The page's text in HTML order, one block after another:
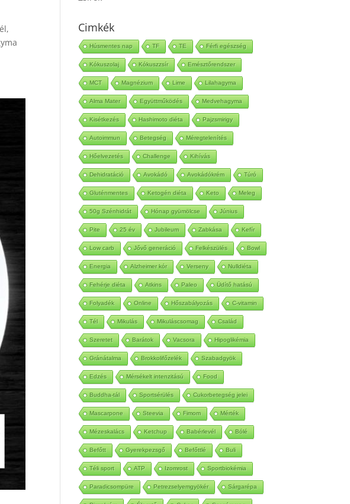
Cimkék
Húsmentes nap TF TE Férfi egészség
Kókuszolaj Kókuszzsír Emésztőrendszer
MCT Magnézium Lime Lilahagyma
Alma Mater Együttműködés Medvehagyma
Kisétkezés Hashimoto diéta Pajzsmirigy
Autoimmun Betegség Méregtelenítés
Hőelvezetés Challenge Kihívás
Dehidratáció Avokádó Avokádókrém Túró
Gluténmentes Ketogén diéta Keto Meleg
50g Szénhidrát Hónap gyümölcse Június
Pite 25 év Jubileum Zabkása Kefír
Low carb Jővő generáció Felkészülés Bowl
Energia Alzheimer kór Verseny Nulldiéta
Fehérje diéta Atkins Paleo Üdítő hatású
Folyadék Online Hőszabályozás C-vitamin
Tél Mikulás Mikuláscsomag Család
Szeretet Barátok Vacsora Hipoglikémia
Gránátalma Brokkolifőzelék Szabadgyök
Edzés Mérsékelt intenzitású Food
Buddha-tál Sportsérülés Cukorbetegség jelei
Mascarpone Steevia Fimom Mérték
Mézeskalács Ketchup Babérlevél Bólé
Befőtt Gyerekpezsgő Befőttlé Buli
Téli sport ATP Izomrost Sportbiokémia
Paradicsompüre Petrezselyemgyökér Sárgarépa